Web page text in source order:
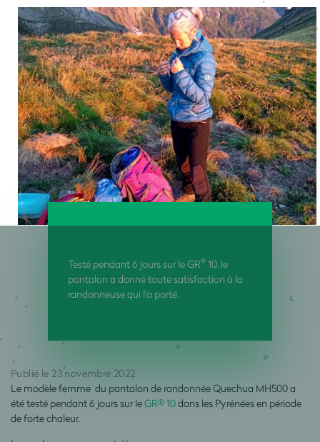
Testé pendant 6 jours sur le GR® 10, le
pantalon a donné toute satisfaction à la
randonneuse qui l'a porté.
Publié le 23 novembre 2022
Le modèle femme du pantalon de randonnée Quechua MH500 a
été testé pendant 6 jours sur leGR® 10dans les Pyrénées en période
de forte chaleur.